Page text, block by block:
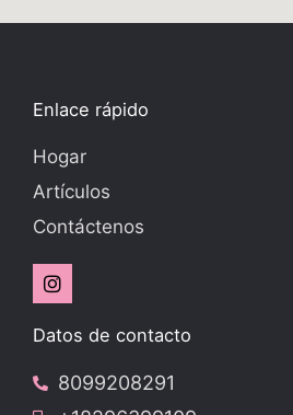
Enlace rápido
Hogar
Artículos
Contáctenos
I
n
t
g
Datos de contacto
8099208291